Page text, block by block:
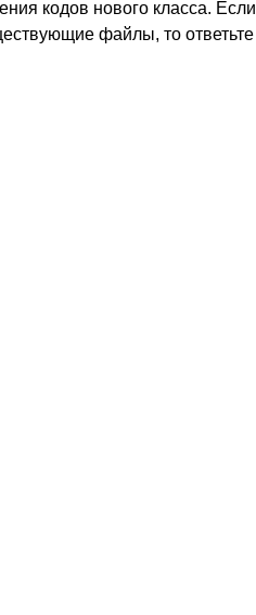
кодов нового класса. Если
файлы, то ответьте